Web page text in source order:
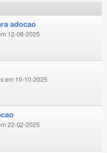
adocao
12-08-2025
em 10-10-2025
22-02-2025